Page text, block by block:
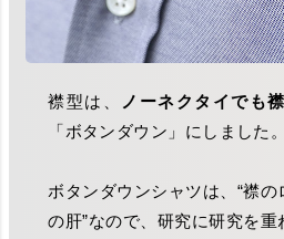
襟型は、
ノーネクタイでも
「ボタンダウン」にしました。
ボタンダウンシャツは、“襟の
の肝”なので、研究に研究を